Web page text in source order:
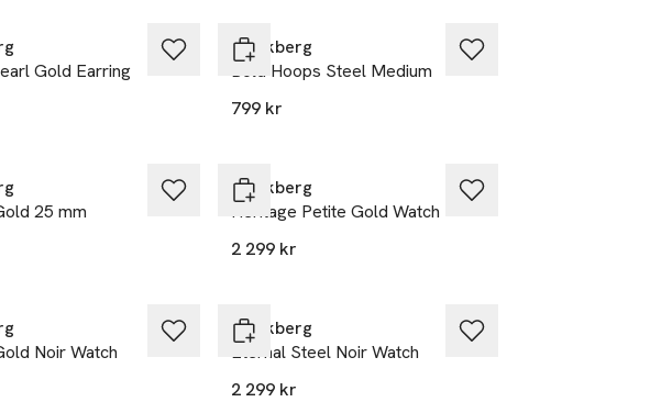
Gold Earring
Mockberg
Bold Hoops Steel Medium
799 kr
25 mm
Mockberg
Heritage Petite Gold Watch
2 299 kr
Noir Watch
Mockberg
Eternal Steel Noir Watch
2 299 kr